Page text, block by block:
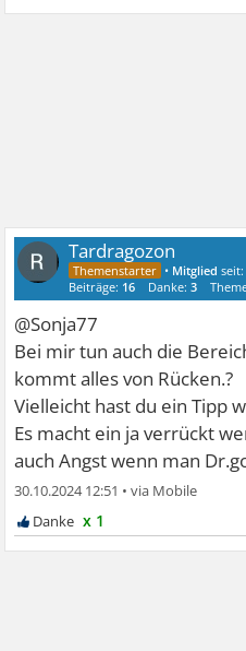
Tardragozon
• Mitglied
Beiträge: 16 Danke:3
@Sonja77
Bei mir tun auch die
kommt alles von Rücken.?
Vielleicht hast du ein Tipp
Es macht ein ja verrückt
auch Angst wenn man
30.10.2024 12:51 •
x 1